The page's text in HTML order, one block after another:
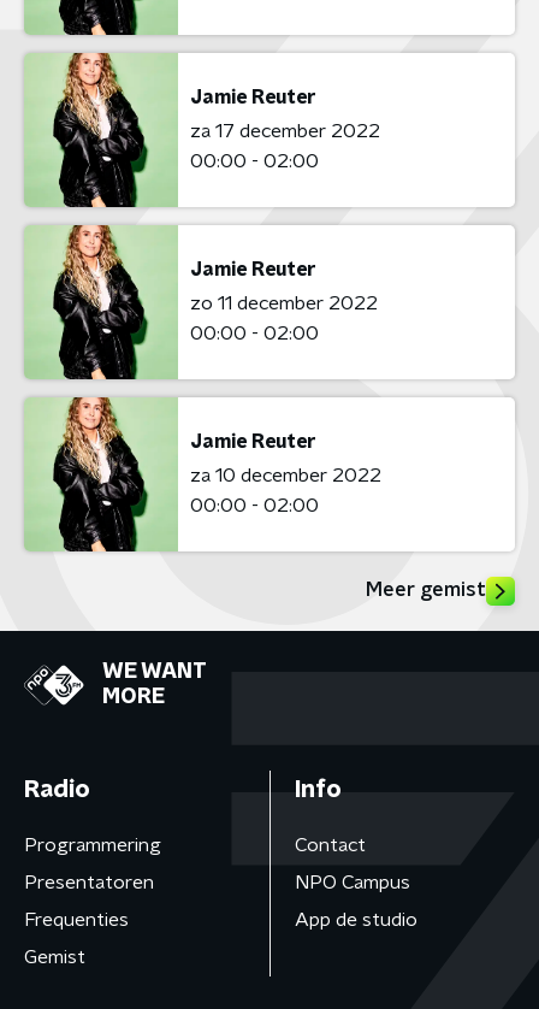
Jamie Reuter
za 17 december 2022
00:00 - 02:00
Jamie Reuter
zo 11 december 2022
00:00 - 02:00
Jamie Reuter
za 10 december 2022
00:00 - 02:00
Meer gemist
WE WANT
MORE
Radio
Programmering
Presentatoren
Frequenties
Gemist
Info
Contact
NPO Campus
App de studio